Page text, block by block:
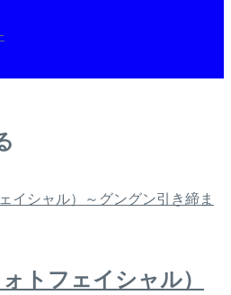
トフェイシャル）